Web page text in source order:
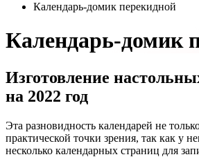
Календарь-домик перекидной
Календарь-домик
Изготовление
на 2022 год
Эта разновидность календарей не
практической точки зрения, так как у
несколько календарных страниц для